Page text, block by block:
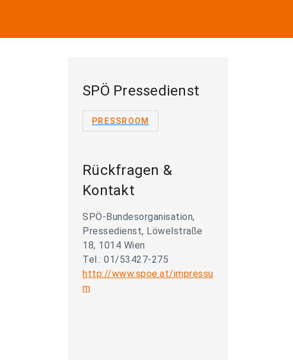
SPÖ Pressedienst
PRESSROOM
Rückfragen &
Kontakt
SPÖ-Bundesorganisation,
Pressedienst, Löwelstraße
18, 1014 Wien
Tel.: 01/53427-275
http://www.spoe.at/impressu
m